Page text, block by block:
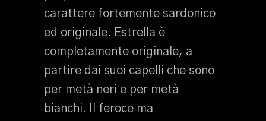
carattere fortemente sardonico
ed originale. Estrella è
completamente originale, a
partire dai suoi capelli che sono
per metà neri e per metà
bianchi. Il feroce ma